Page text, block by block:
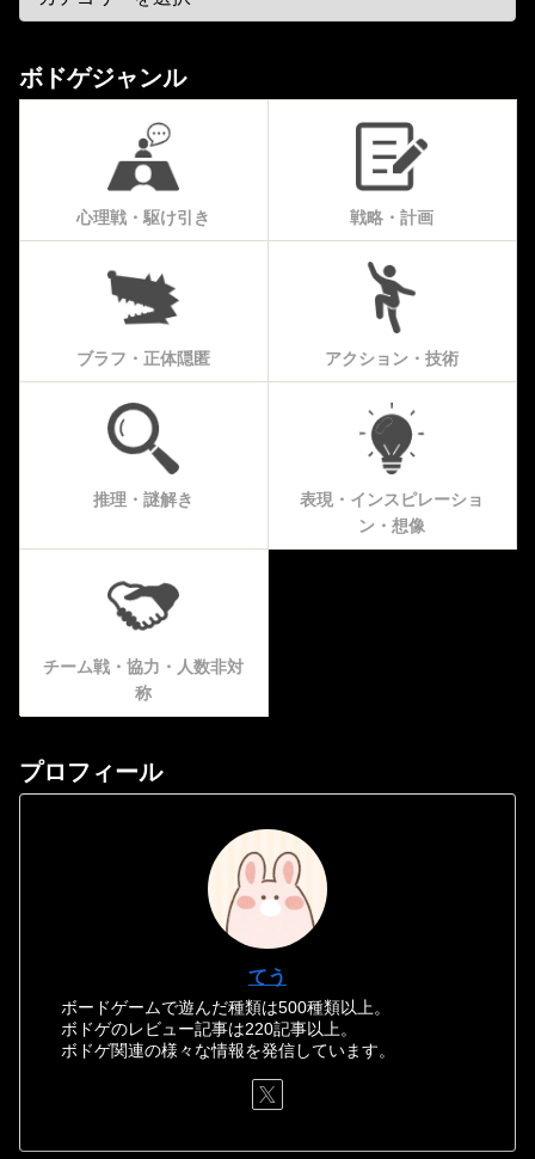
ボドゲジャンル
心理戦・駆け引き 戦略・計画
ブラフ・正体隠匿 アクション・技術
推理・謎解き
表現・インスピレーショ
ン・想像
チーム戦・協力・人数非対
称
プロフィール
てう
ボードゲームで遊んだ種類は500種類以上。
ボドゲのレビュー記事は220記事以上。
ボドゲ関連の様々な情報を発信しています。